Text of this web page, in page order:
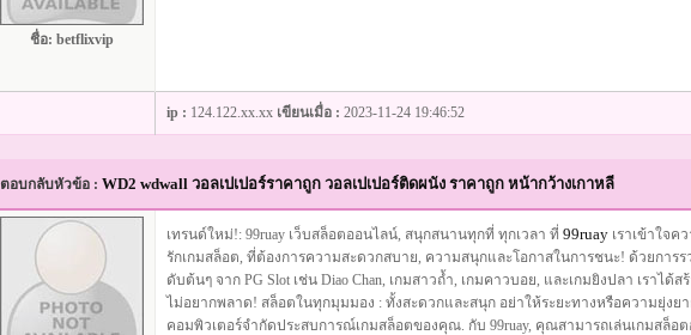
ชื่อ: betflixvip
ip : 124.122.xx.xx เขียนเมื่อ : 2023-11-24 19:46:52
ตอบกลับหัวข้อ : WD2 wdwall วอลเปเปอร์ราคาถูก วอลเปเปอร์ติดผนัง ราคาถูก หน้ากว้างเกาหลี
เทรนด์ใหม่!: 99ruay เว็บสล็อตออนไลน์, สนุกสนานทุกที่ ทุกเวลา ที่ 99ruayเราเข้าใจค
รักเกมสล็อต, ที่ต้องการความสะดวกสบาย, ความสนุกและโอกาสในการชนะ! ด้วยการ
ดับต้นๆ จาก PG Slot เช่น Diao Chan, เกมสาวถ้ำ, เกมคาวบอย, และเกมยิงปลา เราได้
ไม่อยากพลาด! สล็อตในทุกมุมมอง : ทั้งสะดวกและสนุก อย่าให้ระยะทางหรือความยุ่งยา
คอมพิวเตอร์จำกัดประสบการณ์เกมสล็อตของคุณ. กับ 99ruay, คุณสามารถเล่นเกมสล็อ